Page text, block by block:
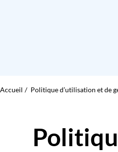
Accueil Politique d’utilisation et de